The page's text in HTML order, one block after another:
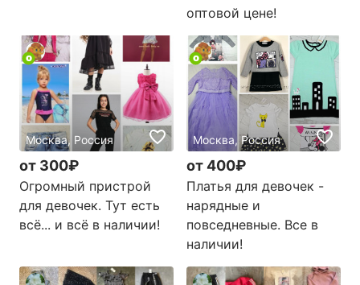
оптовой цене!
Москва, Россия
от 300₽
Огромный пристрой
для девочек. Тут есть
всё... и всё в наличии!
Москва, Россия
от 400₽
Платья для девочек -
нарядные и
повседневные. Все в
наличии!